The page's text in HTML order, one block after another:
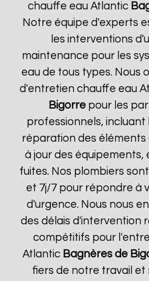
chauffe eau Atlantic
Notre équipe d'experts
les interventions
maintenance pour les
eau de tous types. Nous
d'entretien chauffe eau
Bigorre pour les
professionnels, incluant
réparation des éléments
à jour des équipements,
fuites. Nos plombiers
et 7j/7 pour répondre à
d'urgence. Nous nous
des délais d'intervention
compétitifs pour
Atlantic Bagnères de
fiers de notre travail et